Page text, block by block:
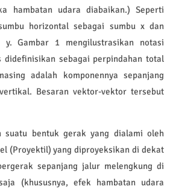
hambatan udara diabaikan.) Seperti
horizontal sebagai sumbu x dan
y. Gambar 1 mengilustrasikan notasi
didefinisikan sebagai perpindahan total
adalah komponennya sepanjang
Besaran vektor-vektor tersebut
suatu bentuk gerak yang dialami oleh
(Proyektil) yang diproyeksikan di dekat
sepanjang jalur melengkung di
(khususnya, efek hambatan udara